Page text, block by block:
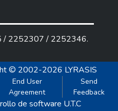
/ 2252307 / 2252346.
© 2002-2026 LYRASIS
End User
Agreement
Send
Feedback
de software U.T.C